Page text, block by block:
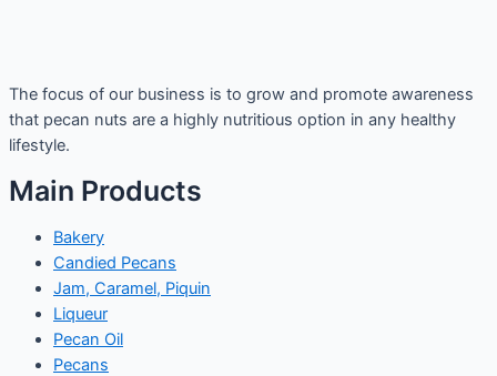
The focus of our business is to grow and promote awareness
that pecan nuts are a highly nutritious option in any healthy
lifestyle.
Main Products
Bakery
Candied Pecans
Jam, Caramel, Piquin
Liqueur
Pecan Oil
Pecans